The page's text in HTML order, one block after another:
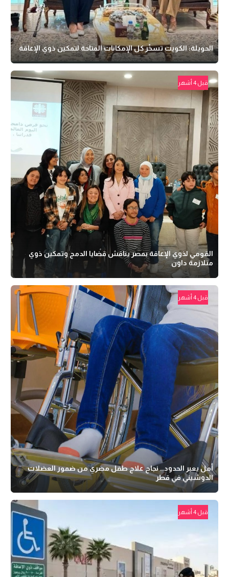
الحويلة: الكويت تسخّر كل الإمكانات المتاحة لتمكين ذوي الإعاقة
قبل 4 أشهر
القومي لذوي الإعاقة بمصر يناقش قضايا الدمج وتمكين ذوي
متلازمة داون
قبل 4 أشهر
أمل يعبر الحدود.. نجاح علاج طفل مصري من ضمور العضلات
الدوشيني في قطر
قبل 4 أشهر